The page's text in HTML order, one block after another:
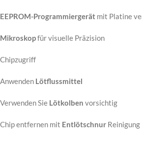
EEPROM-Programmiergerät mit Platine
Mikroskopfür visuelle Präzision
Chipzugriff
Anwenden Lötflussmittel
Verwenden Sie Lötkolben vorsichtig
Chip entfernen mit Entlötschnur Reinigung